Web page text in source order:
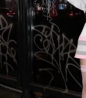
Theo dõi báo trên
Hotline
0906 645 777
Quảng cáo